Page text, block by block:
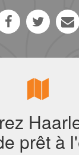
prêt à